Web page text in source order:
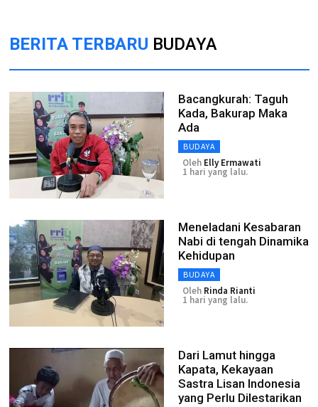
BERITA TERBARU BUDAYA
Bacangkurah: Taguh
Kada, Bakurap Maka
Ada
BUDAYA
Oleh Elly Ermawati
1 hari yang lalu.
Meneladani Kesabaran
Nabi di tengah Dinamika
Kehidupan
BUDAYA
Oleh Rinda Rianti
1 hari yang lalu.
Dari Lamut hingga
Kapata, Kekayaan
Sastra Lisan Indonesia
yang Perlu Dilestarikan